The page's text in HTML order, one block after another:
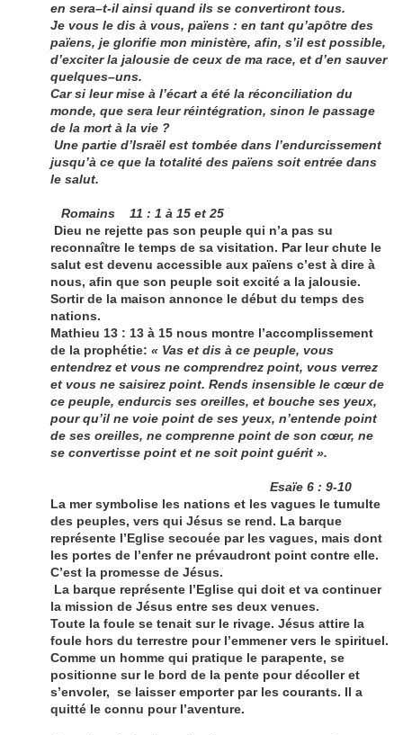
en sera–t-il ainsi quand ils se convertiront tous.
Je vous le dis à vous, païens : en tant qu’apôtre des
païens, je glorifie mon ministère, afin, s’il est possible,
d’exciter la jalousie de ceux de ma race, et d’en sauver
quelques–uns.
Car si leur mise à l’écart a été la réconciliation du
monde, que sera leur réintégration, sinon le passage
de la mort à la vie ?
Une partie d’Israël est tombée dans l’endurcissement
jusqu’à ce que la totalité des païens soit entrée dans
le salut.
Romains 11 : 1 à 15 et 25
Dieu ne rejette pas son peuple qui n’a pas su
reconnaître le temps de sa visitation. Par leur chute le
salut est devenu accessible aux païens c’est à dire à
nous, afin que son peuple soit excité a la jalousie.
Sortir de la maison annonce le début du temps des
nations.
Mathieu 13 : 13 à 15 nous montre l’accomplissement
de la prophétie: « Vas et dis à ce peuple, vous
entendrez et vous ne comprendrez point, vous verrez
et vous ne saisirez point. Rends insensible le cœur de
ce peuple, endurcis ses oreilles, et bouche ses yeux,
pour qu’il ne voie point de ses yeux, n’entende point
de ses oreilles, ne comprenne point de son cœur, ne
se convertisse point et ne soit point guérit ».
Esaïe 6 : 9-10
La mer symbolise les nations et les vagues le tumulte
des peuples, vers qui Jésus se rend. La barque
représente l’Eglise secouée par les vagues, mais dont
les portes de l’enfer ne prévaudront point contre elle.
C’est la promesse de Jésus.
La barque représente l’Eglise qui doit et va continuer
la mission de Jésus entre ses deux venues.
Toute la foule se tenait sur le rivage. Jésus attire la
foule hors du terrestre pour l’emmener vers le spirituel.
Comme un homme qui pratique le parapente, se
positionne sur le bord de la pente pour décoller et
s’envoler, se laisser emporter par les courants. Il a
quitté le connu pour l’aventure.